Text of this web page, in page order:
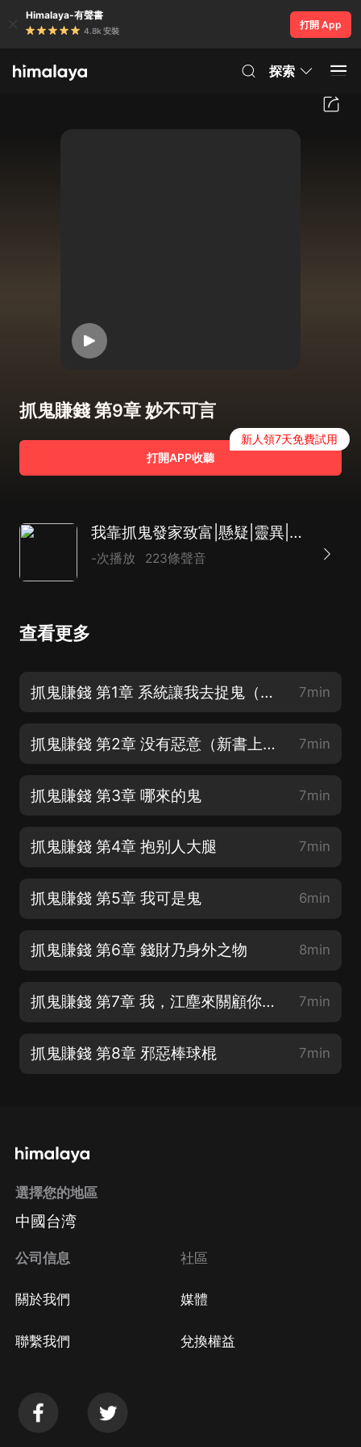
Himalaya-有聲書
4.8k 安裝
打開 App
探索
抓鬼賺錢 第9章 妙不可言
打開APP收聽
新人領7天免費試用
我靠抓鬼發家致富|懸疑|靈異|搞笑|爆笑|女鬼|抓鬼
-次播放 223條聲音
查看更多
抓鬼賺錢 第1章 系統讓我去捉鬼（新書上架歡迎訂閱） 7min
抓鬼賺錢 第2章 没有惡意（新書上架求支持） 7min
抓鬼賺錢 第3章 哪來的鬼 7min
抓鬼賺錢 第4章 抱别人大腿 7min
抓鬼賺錢 第5章 我可是鬼 6min
抓鬼賺錢 第6章 錢財乃身外之物 8min
抓鬼賺錢 第7章 我，江塵來關顧你們啦 7min
抓鬼賺錢 第8章 邪惡棒球棍 7min
選擇您的地區
中國台湾
公司信息
關於我們
聯繫我們
社區
媒體
兌換權益